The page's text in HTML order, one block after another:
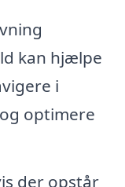
kan hjælpe
i
optimere
der opstår